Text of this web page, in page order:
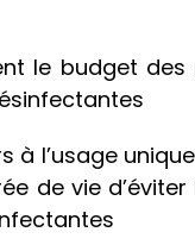
le budget
à l’usage
de vie d’éviter